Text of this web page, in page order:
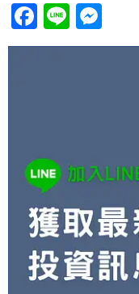
Facebook
Line